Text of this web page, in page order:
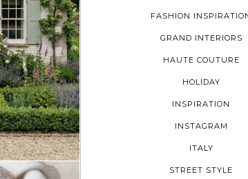
FASHION
GRAND INTERIORS
HAUTE COUTURE
HOLIDAY
INSPIRATION
INSTAGRAM
ITALY
STREET STYLE